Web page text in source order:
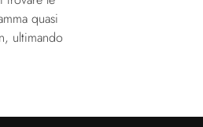
quasi
ultimando